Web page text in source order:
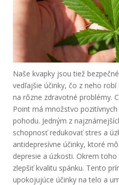
Naše kvapky jsou tiež
vedľajšie účinky, čo z neho
na rôzne zdravotné problémy.
Point má množstvo
pohodu. Jedným z
schopnosť redukovať stres a
antidepresívne účinky, ktoré
depresie a úzkosti. Okrem
zlepšiť kvalitu spánku. Tento
upokojujúce účinky na telo a